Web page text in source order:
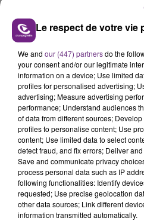
Cela fait déjà une semaine
nucléaire ardennaise est
justifiée par la sécheresse
présente.
TITRES DIFFUSÉS
12h06
12h06
INDOCHINE
Le respect de votre vie
We and our (447) partnersdo the
your consent and/or our legitimate
information on a device; Use limited
profiles for personalised advertising;
advertising; Measure advertising
performance; Understand audiences
of data from different sources;
profiles to personalise content; Use
content; Use limited data to select
detect fraud, and fix errors; Deliver
Save and communicate privacy
process personal data such as IP
following functionalities: Identify
requested; Use precise geolocation
other data sources; Link different
information transmitted automatically.